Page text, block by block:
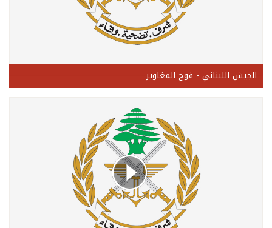
الجيش اللبناني - فوج المغاوير